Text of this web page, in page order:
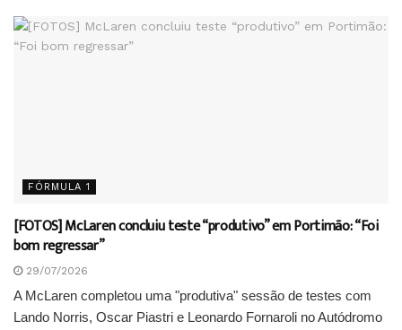
FÓRMULA 1
[FOTOS] McLaren concluiu teste “produtivo” em Portimão: “Foi
bom regressar”
29/07/2026
A McLaren completou uma "produtiva" sessão de testes com
Lando Norris, Oscar Piastri e Leonardo Fornaroli no Autódromo